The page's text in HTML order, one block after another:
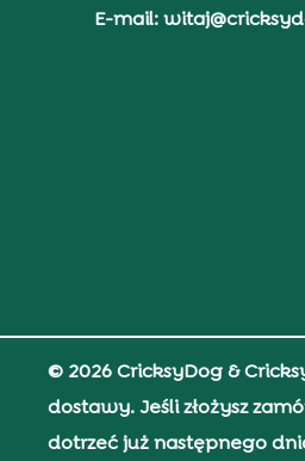
E-mail:
© 2026 CricksyDog &
dostawy. Jeśli złożysz
dotrzeć już następnego